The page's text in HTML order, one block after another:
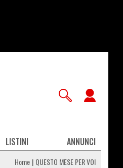
LISTINI ANNUNCI
Home QUESTO MESE PER VOI